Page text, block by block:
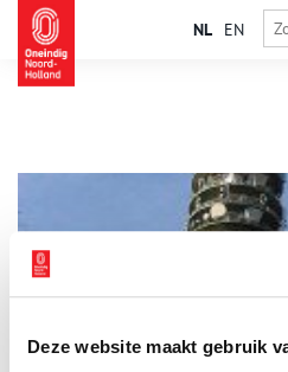
Deze website maakt gebruik
NL EN